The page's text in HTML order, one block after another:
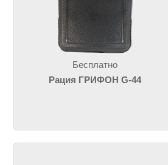
Бесплатно
Рация ГРИФОН G-44